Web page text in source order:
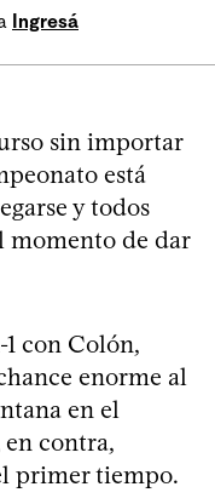
Ingresá
sin importar
está
y todos
momento de dar
con Colón,
enorme al
en el
contra,
primer tiempo.